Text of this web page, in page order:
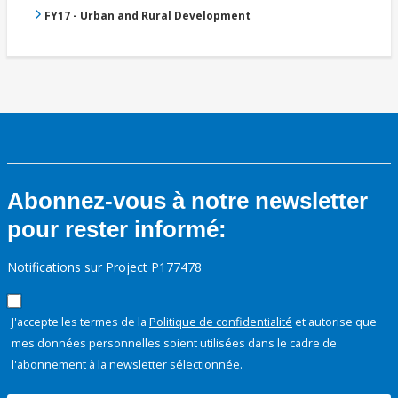
FY17 - Urban and Rural Development
Abonnez-vous à notre newsletter
pour rester informé:
Notifications sur Project P177478
J'accepte les termes de la Politique de confidentialité et autorise que
mes données personnelles soient utilisées dans le cadre de
l'abonnement à la newsletter sélectionnée.